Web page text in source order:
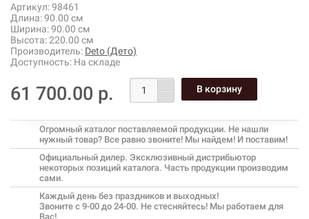
Артикул:98461
Длина:90.00 см
Ширина:90.00 см
Высота:220.00 см
Производитель: Deto (Дето)
Доступность: На складе
61 700.00 р.
Огромный каталог поставляемой продукции. Не нашли
нужный товар? Все равно звоните! Мы найдем! И поставим!
Официальный дилер. Эксклюзивный дистрибьютор
некоторых позиций каталога. Часть продукции производим
сами.
Каждый день без праздников и выходных!
Звоните с 9-00 до 24-00. Не стесняйтесь! Мы работаем для
Вас!